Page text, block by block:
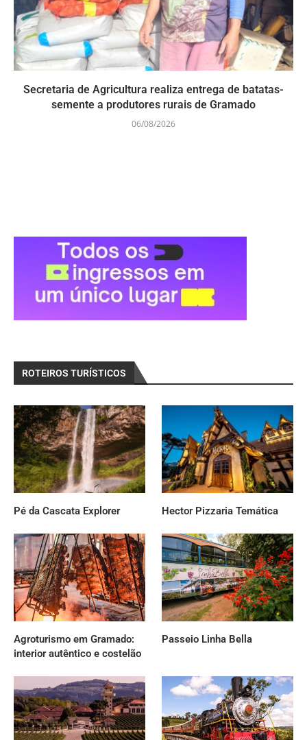
Secretaria de Agricultura realiza entrega de batatas-
semente a produtores rurais de Gramado
06/08/2026
ROTEIROS TURÍSTICOS
Pé da Cascata Explorer Hector Pizzaria Temática
Agroturismo em Gramado:
interior autêntico e costelão
Passeio Linha Bella